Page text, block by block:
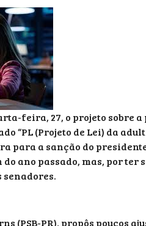
feira, 27, o projeto sobre
“PL (Projeto de Lei) da
para a sanção do
ano passado, mas, por
(PSB-PR), propôs poucos